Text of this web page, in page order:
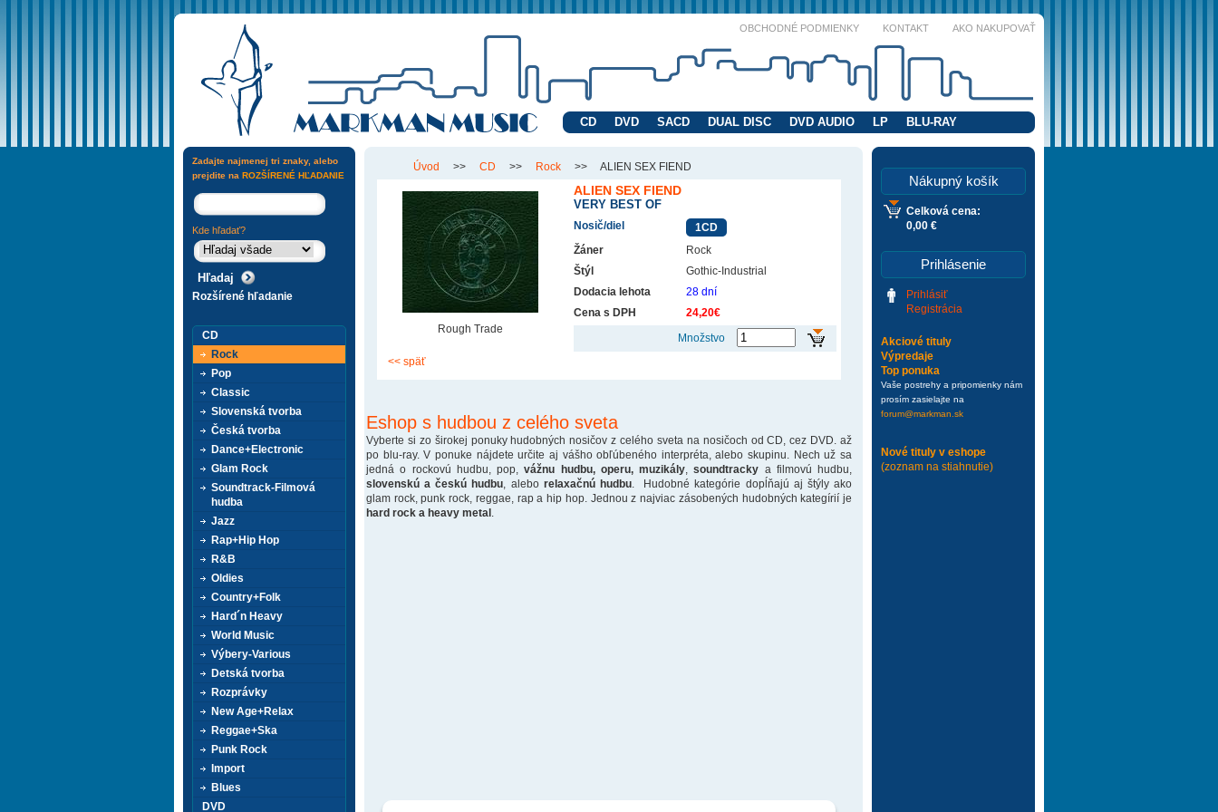
OBCHODNÉ PODMIENKY KONTAKT AKO NAKUPOVAŤ
CD DVD SACD DUAL DISC DVD AUDIO LP BLU-RAY
Úvod >> CD >> Rock >> ALIEN SEX FIEND
Rough Trade
ALIEN SEX FIEND
VERY BEST OF
Nosič/diel
1CD
Žáner
Rock
Štýl
Gothic-Industrial
Dodacia lehota
28 dní
Cena s DPH
24,20€
Množstvo
<< späť
Eshop s hudbou z celého sveta
Vyberte si zo širokej ponuky hudobných nosičov z celého sveta na nosičoch od CD, cez DVD. až
po blu-ray. V ponuke nájdete určite aj vášho obľúbeného interpréta, alebo skupinu. Nech už sa
jedná o rockovú hudbu, pop,vážnu hudbu, operu, muzikály ,soundtracky a filmovú hudbu,
slovenskú a českú hudbu , alebo relaxačnú hudbu. Hudobné kategórie dopĺňajú aj štýly ako
glam rock, punk rock, reggae, rap a hip hop. Jednou z najviac zásobených hudobných kategírií je
hard rock a heavy metal
Nákupný košík
Celková cena:
0,00 €
Prihlásenie
Prihlásiť
Registrácia
Akciové tituly
Výpredaje
Top ponuka
Vaše postrehy a pripomienky nám
prosím zasielajte na
forum@markman.sk
Nové tituly v eshope
(zoznam na stiahnutie)
Zadajte najmenej tri znaky, alebo
prejdite na ROZŠÍRENÉ HĽADANIE
Kde hľadať?
Rozšírené hľadanie
CD
Rock
Pop
Classic
Slovenská tvorba
Česká tvorba
Dance+Electronic
Glam Rock
Soundtrack-Filmová
hudba
Jazz
Rap+Hip Hop
R&B
Oldies
Country+Folk
Hard´n Heavy
World Music
Výbery-Various
Detská tvorba
Rozprávky
New Age+Relax
Reggae+Ska
Punk Rock
Import
Blues
DVD